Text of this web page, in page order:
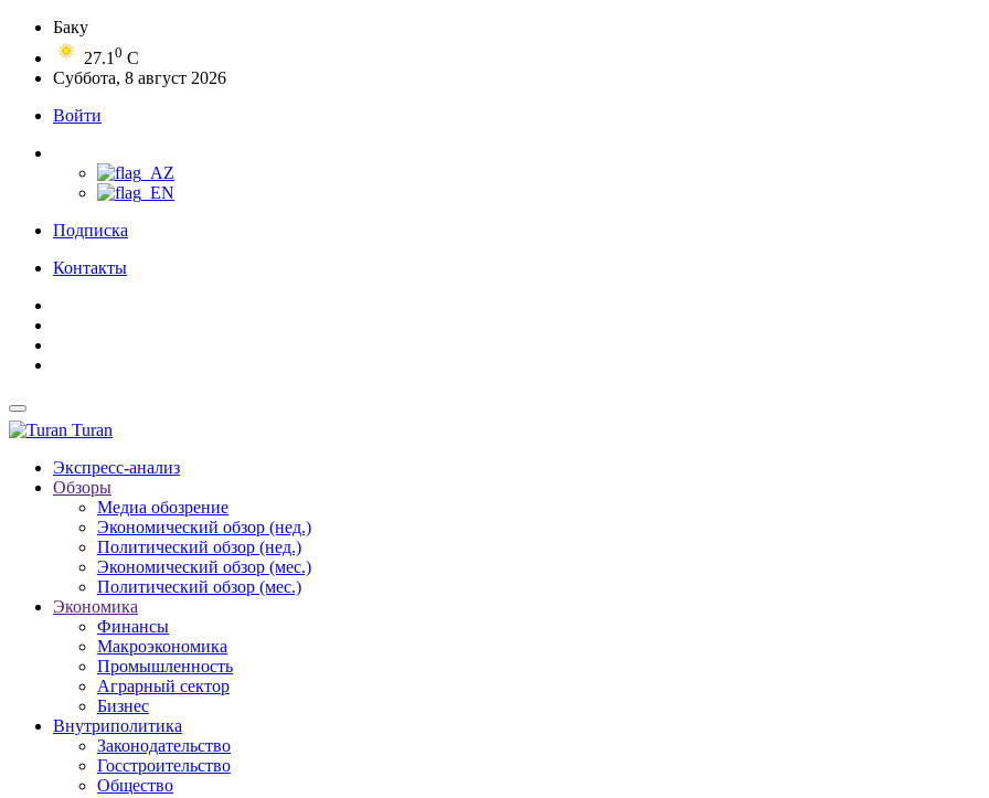
Баку
27.1 0 C
Суббота, 8 август 2026
Войти
Подписка
Контакты
Turan
Экспресс-анализ
Обзоры
Медиа обозрение
Экономический обзор (нед.)
Политический обзор (нед.)
Экономический обзор (мес.)
Политический обзор (мес.)
Экономика
Финансы
Макроэкономика
Промышленность
Аграрный сектор
Бизнес
Внутриполитика
Законодательство
Госстроительство
Общество